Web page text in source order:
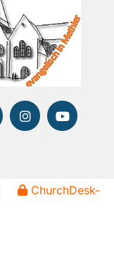
ChurchDesk-